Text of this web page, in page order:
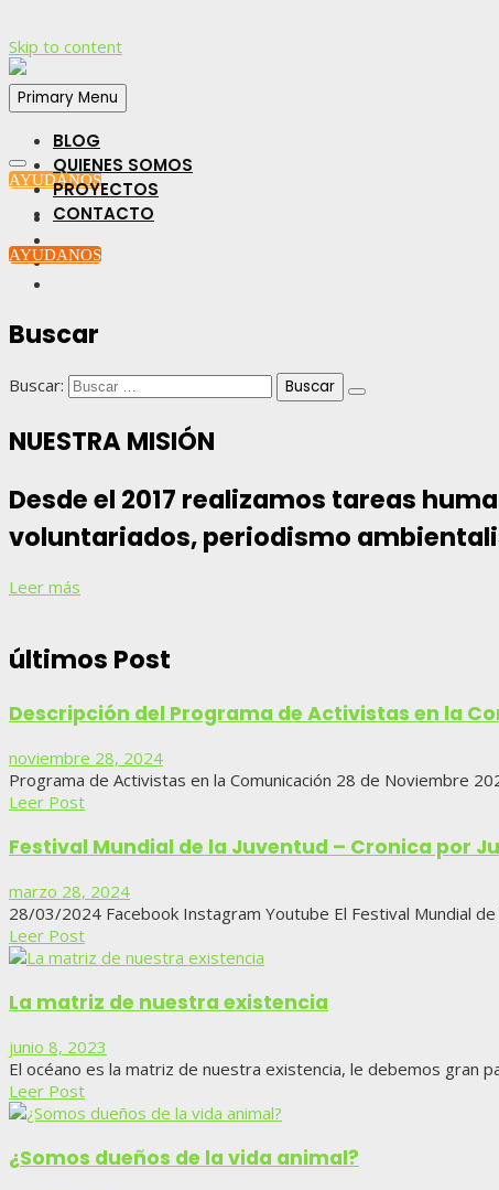
Skip to content
Primary Menu
BLOG
QUIENES SOMOS
PROYECTOS
CONTACTO
AYUDANOS
AYUDANOS
Buscar
Buscar:
NUESTRA MISIÓN
Desde el 2017 realizamos tareas
voluntariados, periodismo
Leer más
últimos Post
Descripción del Programa de Activistas en la
noviembre 28, 2024
Programa de Activistas en la Comunicación 28 de Noviembre
Leer Post
Festival Mundial de la Juventud – Cronica por
marzo 28, 2024
28/03/2024 Facebook Instagram Youtube El Festival Mundial
Leer Post
La matriz de nuestra existencia
junio 8, 2023
El océano es la matriz de nuestra existencia, le debemos gran
Leer Post
¿Somos dueños de la vida animal?